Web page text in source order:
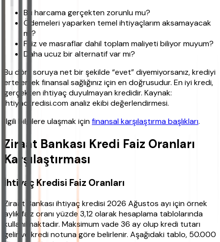
Bu harcama gerçekten zorunlu mu?
Ödemeleri yaparken temel ihtiyaçlarım aksamayacak
mı?
Faiz ve masraflar dahil toplam maliyeti biliyor muyum?
Daha ucuz bir alternatif var mı?
Bu dört soruya net bir şekilde “evet” diyemiyorsanız, krediyi
ertelemek finansal sağlığınız için en doğrusudur. En iyi kredi,
gerçekten ihtiyaç duyulmayan kredidir. Kaynak:
ihtiyackredisi.com analiz ekibi değerlendirmesi.
İlgili bilgilere ulaşmak içinfinansal karşılaştırma başlıkları.
Ziraat Bankası Kredi Faiz Oranları
Karşılaştırması
İhtiyaç Kredisi Faiz Oranları
Ziraat Bankası ihtiyaç kredisi 2026 Ağustos ayı için örnek
aylık faiz oranı yüzde 3,12 olarak hesaplama tablolarında
kullanılmaktadır. Maksimum vade 36 ay olup kredi tutarı
gelir ve kredi notuna göre belirlenir. Aşağıdaki tablo, 50.000